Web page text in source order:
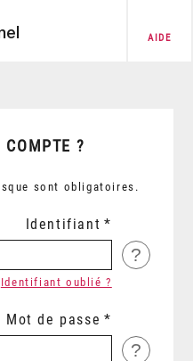
AIDE
COMPTE ?
sont obligatoires.
Identifiant
?
Identifiant oublié ?
Mot de passe
?